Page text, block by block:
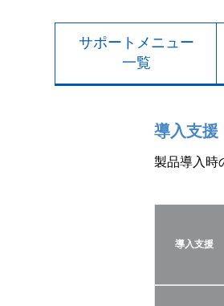
サポートメニュー
一覧
導入支援
製品導入時
導入支援